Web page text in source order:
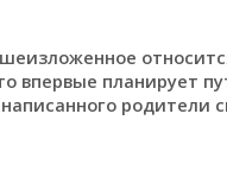
впервые планирует
родители